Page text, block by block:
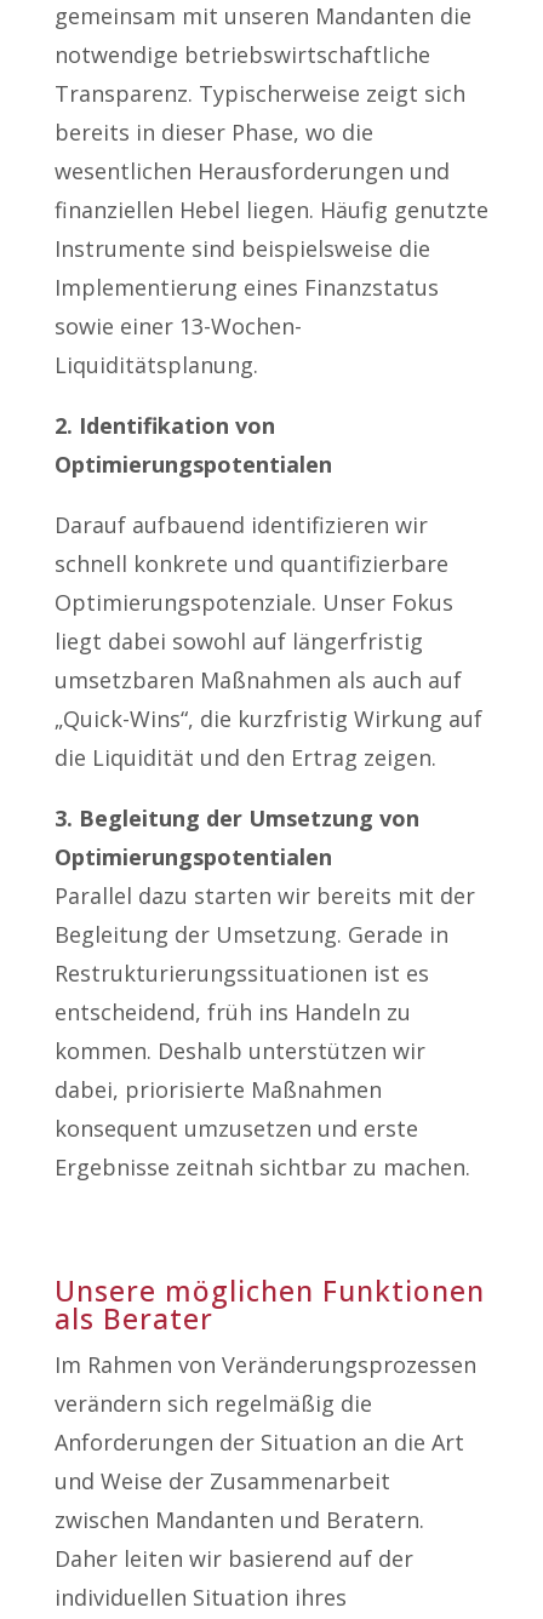
gemeinsam mit unseren Mandanten die
notwendige betriebswirtschaftliche
Transparenz. Typischerweise zeigt sich
bereits in dieser Phase, wo die
wesentlichen Herausforderungen und
finanziellen Hebel liegen. Häufig genutzte
Instrumente sind beispielsweise die
Implementierung eines Finanzstatus
sowie einer 13-Wochen-
Liquiditätsplanung.
2. Identifikation von
Optimierungspotentialen
Darauf aufbauend identifizieren wir
schnell konkrete und quantifizierbare
Optimierungspotenziale. Unser Fokus
liegt dabei sowohl auf längerfristig
umsetzbaren Maßnahmen als auch auf
„Quick-Wins“, die kurzfristig Wirkung auf
die Liquidität und den Ertrag zeigen.
3. Begleitung der Umsetzung von
Optimierungspotentialen
Parallel dazu starten wir bereits mit der
Begleitung der Umsetzung. Gerade in
Restrukturierungssituationen ist es
entscheidend, früh ins Handeln zu
kommen. Deshalb unterstützen wir
dabei, priorisierte Maßnahmen
konsequent umzusetzen und erste
Ergebnisse zeitnah sichtbar zu machen.
Unsere möglichen Funktionen
als Berater
Im Rahmen von Veränderungsprozessen
verändern sich regelmäßig die
Anforderungen der Situation an die Art
und Weise der Zusammenarbeit
zwischen Mandanten und Beratern.
Daher leiten wir basierend auf der
individuellen Situation ihres